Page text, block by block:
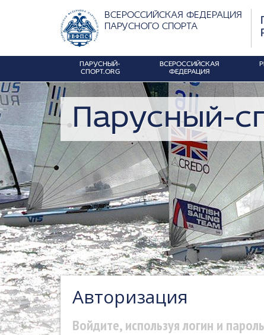
ВСЕРОССИЙСКАЯ ФЕДЕРАЦИЯ
ПАРУСНОГО СПОРТА
ПАРУСНЫЙ-
СПОРТ.ORG
ВСЕРОССИЙСКАЯ
ФЕДЕРАЦИЯ
Парусный-
Авторизация
Войдите, используя логин и пароль